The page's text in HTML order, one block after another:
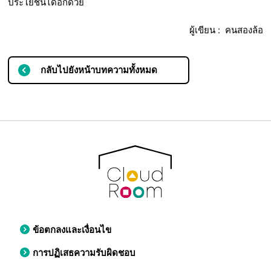
ผู้เขียน : คนสองล้อ
กลับไปยังหน้าบทความทั้งหมด
ข้อตกลงและเงื่อนไข
การปฏิเสธความรับผิดชอบ